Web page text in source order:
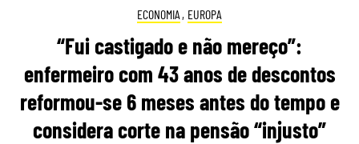
ECONOMIA , EUROPA
“Fui castigado e não mereço”:
enfermeiro com 43 anos de descontos
reformou-se 6 meses antes do tempo e
considera corte na pensão “injusto”